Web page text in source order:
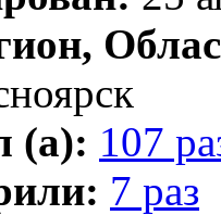
(а): 107
7 раз